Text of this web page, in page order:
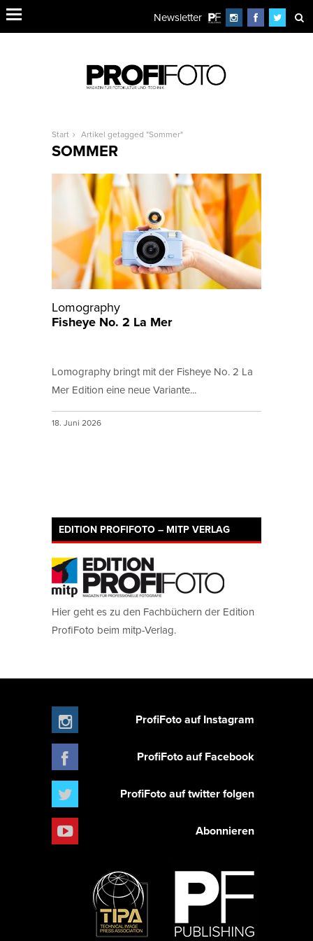
Newsletter
Start Artikel getagged "Sommer"
SOMMER
Lomography
Fisheye No. 2 La Mer
Lomography bringt mit der Fisheye No. 2 La
Mer Edition eine neue Variante...
18. Juni 2026
EDITION PROFIFOTO – MITP VERLAG
Hier geht es zu den Fachbüchern der Edition
ProfiFoto beim mitp-Verlag.
ProfiFoto auf Instagram
ProfiFoto auf Facebook
ProfiFoto auf twitter folgen
Abonnieren